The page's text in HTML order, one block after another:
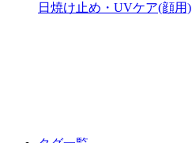
日焼け止め・UVケア(顔用)